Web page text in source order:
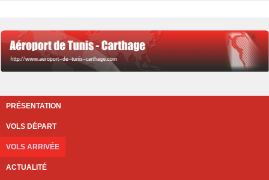
PRÉSENTATION
VOLS DÉPART
VOLS ARRIVÉE
ACTUALITÉ